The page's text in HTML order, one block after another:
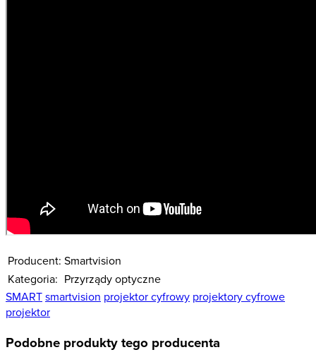
Producent: Smartvision
Kategoria: Przyrządy optyczne
SMARTsmartvision projektor cyfrowy projektory cyfrowe
projektor
Podobne produkty tego producenta